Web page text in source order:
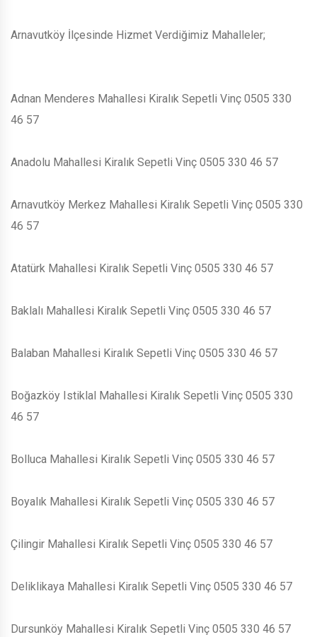
Arnavutköy İlçesinde Hizmet Verdiğimiz Mahalleler;
Adnan Menderes Mahallesi Kiralık Sepetli Vinç 0505 330
46 57
Anadolu Mahallesi Kiralık Sepetli Vinç 0505 330 46 57
Arnavutköy Merkez Mahallesi Kiralık Sepetli Vinç 0505 330
46 57
Atatürk Mahallesi Kiralık Sepetli Vinç 0505 330 46 57
Baklalı Mahallesi Kiralık Sepetli Vinç 0505 330 46 57
Balaban Mahallesi Kiralık Sepetli Vinç 0505 330 46 57
Boğazköy Istiklal Mahallesi Kiralık Sepetli Vinç 0505 330
46 57
Bolluca Mahallesi Kiralık Sepetli Vinç 0505 330 46 57
Boyalık Mahallesi Kiralık Sepetli Vinç 0505 330 46 57
Çilingir Mahallesi Kiralık Sepetli Vinç 0505 330 46 57
Deliklikaya Mahallesi Kiralık Sepetli Vinç 0505 330 46 57
Dursunköy Mahallesi Kiralık Sepetli Vinç 0505 330 46 57